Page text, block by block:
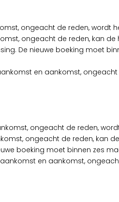
ongeacht de reden, wordt
ongeacht de reden, kan
De nieuwe boeking moet
en aankomst,
ongeacht de reden,
ongeacht de reden, kan
boeking moet binnen zes
en aankomst,